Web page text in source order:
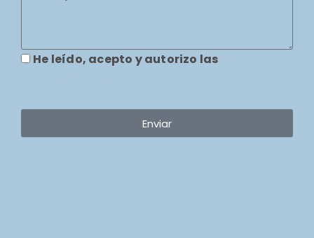
He leído, acepto y autorizo las
Enviar